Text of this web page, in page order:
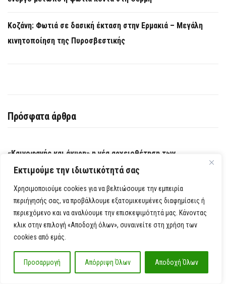
Εκτιμούμε την ιδιωτικότητά σας
Χρησιμοποιούμε cookies για να βελτιώσουμε την εμπειρία
περιήγησής σας, να προβάλλουμε εξατομικευμένες διαφημίσεις ή
περιεχόμενο και να αναλύουμε την επισκεψιμότητά μας. Κάνοντας
κλικ στην επιλογή «Αποδοχή όλων», συναινείτε στη χρήση των
cookies από εμάς.
Προσαρμογή Απόρριψη Όλων Αποδοχή Όλων
Κοζάνη: Φωτιά σε δασική έκταση στην Ερμακιά – Μεγάλη
κινητοποίηση της Πυροσβεστικής
Πρόσφατα άρθρα
«Καινοφανής και άκυρη» η νέα αρχειοθέτηση των
υποκλοπών, λέει η δικηγόρος του Χρ. Σπίρτζη
Η ομοσπονδία της Αργεντινής περιμένει τι θα αποφασίσουν
οι Μέσι και Σκαλόνι
Φωτιά στην Ερμακιά Κοζάνης – Επιχειρούν εναέριες και
επίγειες δυνάμεις